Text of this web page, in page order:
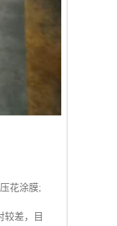
花涂膜;
较差，目